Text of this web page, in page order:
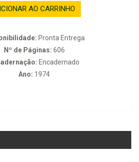
AO CARRINHO
Pronta Entrega
Nº de Páginas: 606
Encadernado
Ano: 1974